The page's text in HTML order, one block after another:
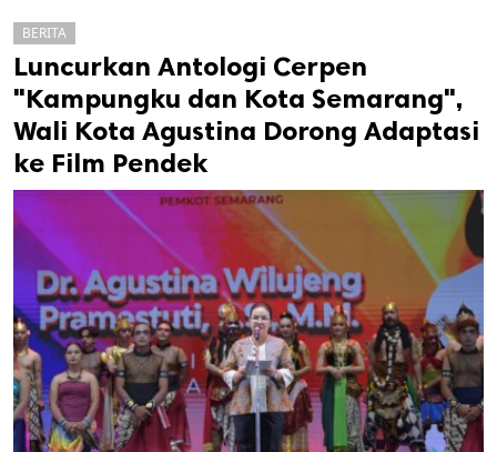
cipta.
BERITA
Luncurkan Antologi Cerpen
"Kampungku dan Kota Semarang",
Wali Kota Agustina Dorong Adaptasi
ke Film Pendek